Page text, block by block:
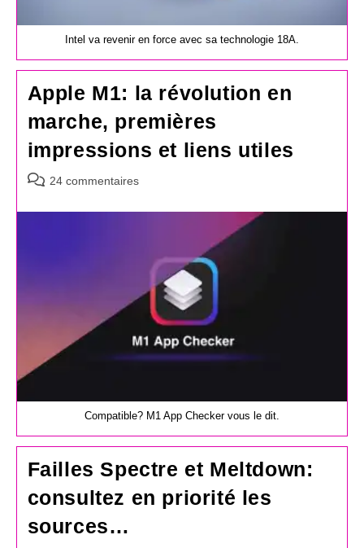
Intel va revenir en force avec sa technologie 18A.
Apple M1: la révolution en
marche, premières
impressions et liens utiles
Commentaires
la
24 commentaires
Compatible? M1 App Checker vous le dit.
Failles Spectre et Meltdown:
consultez en priorité les
sources…